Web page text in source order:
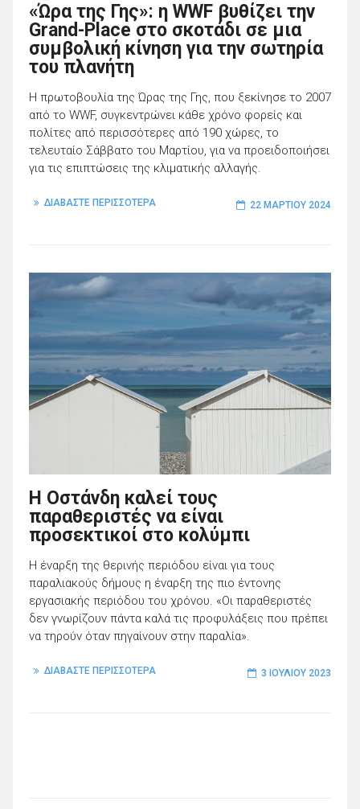
«Ώρα της Γης»: η WWF βυθίζει την
Grand-Place στο σκοτάδι σε μια
συμβολική κίνηση για την σωτηρία
του πλανήτη
Η πρωτοβουλία της Ώρας της Γης, που ξεκίνησε το 2007
από το WWF, συγκεντρώνει κάθε χρόνο φορείς και
πολίτες από περισσότερες από 190 χώρες, το
τελευταίο Σάββατο του Μαρτίου, για να προειδοποιήσει
για τις επιπτώσεις της κλιματικής αλλαγής.
ΔΙΑΒΑΣΤΕ ΠΕΡΙΣΣΟΤΕΡΑ 22 ΜΑΡΤΊΟΥ 2024
Η Οστάνδη καλεί τους
παραθεριστές να είναι
προσεκτικοί στο κολύμπι
Η έναρξη της θερινής περιόδου είναι για τους
παραλιακούς δήμους η έναρξη της πιο έντονης
εργασιακής περιόδου του χρόνου. «Οι παραθεριστές
δεν γνωρίζουν πάντα καλά τις προφυλάξεις που πρέπει
να τηρούν όταν πηγαίνουν στην παραλία».
ΔΙΑΒΑΣΤΕ ΠΕΡΙΣΣΟΤΕΡΑ 3 ΙΟΥΛΊΟΥ 2023